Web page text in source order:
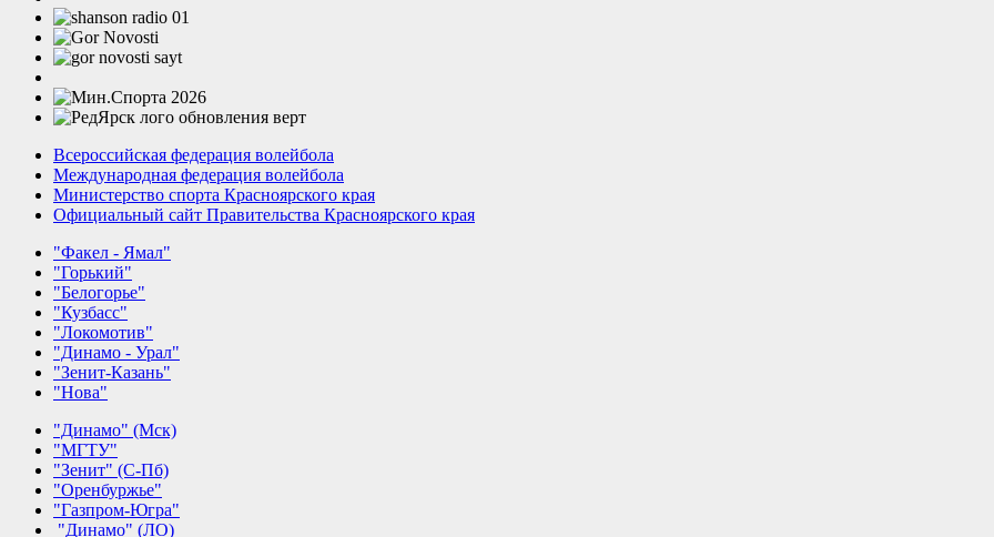
Всероссийская федерация волейбола
Международная федерация волейбола
Министерство спорта Красноярского края
Официальный сайт Правительства Красноярского края
"Факел - Ямал"
"Горький"
"Белогорье"
"Кузбасс"
"Локомотив"
"Динамо - Урал"
"Зенит-Казань"
"Нова"
"Динамо" (Мск)
"МГТУ"
"Зенит" (С-Пб)
"Оренбуржье"
"Газпром-Югра"
"Динамо" (ЛО)